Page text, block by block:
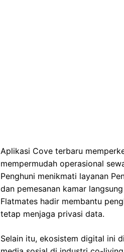
Aplikasi Cove terbaru
mempermudah operasional
Penghuni menikmati layanan
dan pemesanan kamar
Flatmates hadir membantu
tetap menjaga privasi data.
Selain itu, ekosistem digital ini